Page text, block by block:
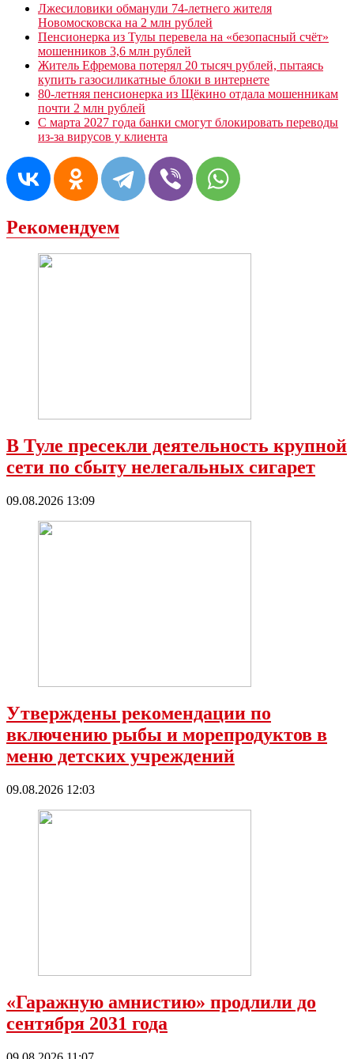
Лжесиловики обманули 74-летнего жителя
Новомосковска на 2 млн рублей
Пенсионерка из Тулы перевела на «безопасный счёт»
мошенников 3,6 млн рублей
Житель Ефремова потерял 20 тысяч рублей, пытаясь
купить газосиликатные блоки в интернете
80-летняя пенсионерка из Щёкино отдала мошенникам
почти 2 млн рублей
С марта 2027 года банки смогут блокировать переводы
из-за вирусов у клиента
Рекомендуем
В Туле пресекли деятельность крупной
сети по сбыту нелегальных сигарет
09.08.2026 13:09
Утверждены рекомендации по
включению рыбы и морепродуктов в
меню детских учреждений
09.08.2026 12:03
«Гаражную амнистию» продлили до
сентября 2031 года